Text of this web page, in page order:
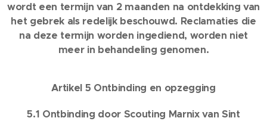
wordt een termijn van 2 maanden na ontdekking van
het gebrek als redelijk beschouwd. Reclamaties die
na deze termijn worden ingediend, worden niet
meer in behandeling genomen.
Artikel 5 Ontbinding en opzegging
5.1 Ontbinding door Scouting Marnix van Sint